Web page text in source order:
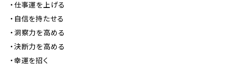
・仕事運を上げる
・自信を持たせる
・洞察力を高める
・決断力を高める
・幸運を招く